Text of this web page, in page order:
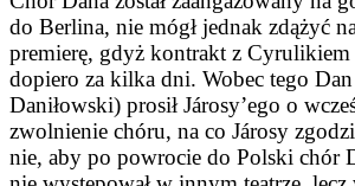
do Berlina, nie mógł jednak zdążyć
premierę, gdyż kontrakt z Cyruli­kiem
dopiero za kilka dni. Wobec tego Dan
Daniłowski) prosił Járosy’ego o
zwolnienie chóru, na co Járosy
nie, aby po powrocie do Polski chór